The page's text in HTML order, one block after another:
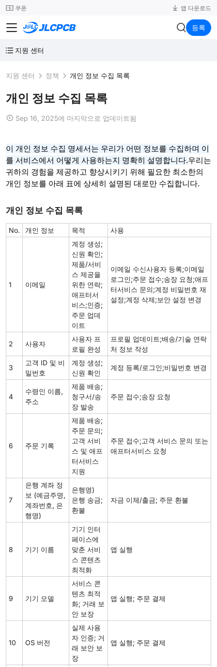
24SMT 쿠폰 앱 다운로드
JLCPCB 등록
지원 센터
지원 센터 정책 개인 정보 수집 목록
개인 정보 수집 목록
Sep 16, 2025에 마지막으로 업데이트됨
이 개인 정보 수집 명세서는 우리가 어떤 정보를 수집하며 이
를 서비스에서 어떻게 사용하는지 명확히 설명합니다.우리는
귀하의 경험을 제공하고 향상시키기 위해 필요한 최소한의
개인 정보를 아래 표에 상세히 설명된 대로만 수집합니다.
개인 정보 수집 목록
No. 개인 정보 목적 사용
1 이메일
계정 생성;
신원 확인;
제품/서비
스 제공을
위한 연락;
애프터서
비스;인증;
주문 업데
이트
이메일 수신사용자 등록;이메일
로그인;주문 접수;송장 요청;애프
터서비스 문의;계정 비밀번호 재
설정;계정 삭제;보안 설정 변경
2 사용자
사용자 프
로필 완성
프로필 업데이트;배송/기술 연락
처 정보 작성
3
고객 ID 및 비
밀번호
계정 생성;
신원 확인
계정 등록/로그인;비밀번호 변경
4
수령인 이름,
주소
제품 배송;
청구서/송
장 발송
주문 접수;송장 요청
6 주문 기록
제품 배송;
주문 문의;
고객 서비
스 및 애프
터서비스
지원
주문 접수;고객 서비스 문의 또는
애프터서비스 요청
7
은행 계좌 정
보 (예금주명,
계좌번호, 은
행명)
은행명)
은행 송금;
환불
자금 이체/출금; 주문 환불
8 기기 이름
기기 인터
페이스에
맞춘 서비
스 콘텐츠
최적화
앱 실행
9 기기 모델
서비스 콘
텐츠 최적
화; 거래 보
안 보장
앱 실행; 주문 결제
10 OS 버전
실제 사용
자 인증; 거
래 보안 보
장
앱 실행; 주문 결제